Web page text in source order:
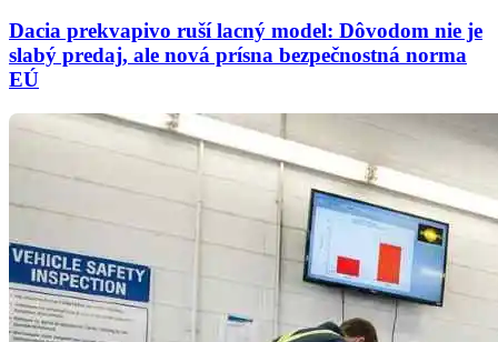
Dacia prekvapivo ruší lacný model: Dôvodom nie je
slabý predaj, ale nová prísna bezpečnostná norma
EÚ